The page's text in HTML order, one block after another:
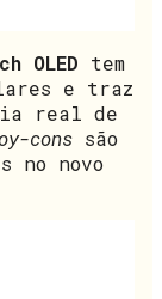
OLED tem
e traz
real de
cons são
no novo